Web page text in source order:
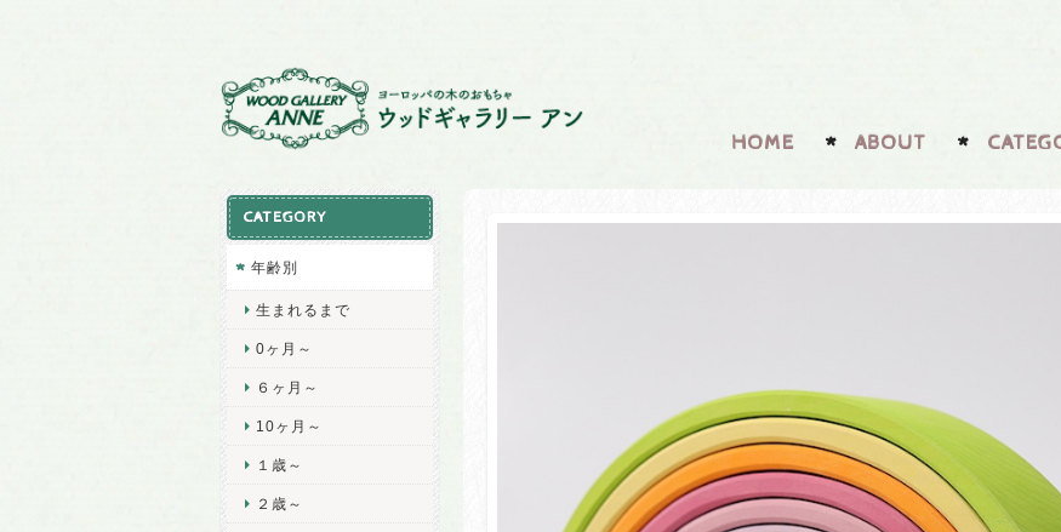
HOME ABOUT
CATEGORY
年齢別
生まれるまで
0ヶ月～
６ヶ月～
10ヶ月～
１歳～
２歳～